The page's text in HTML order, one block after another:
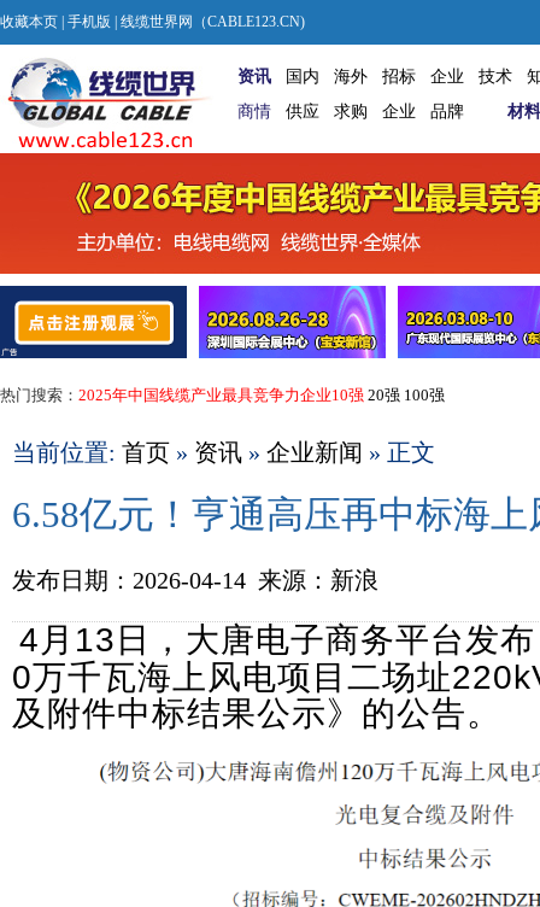
收藏本页 手机版 | 线缆世界网（CABLE123.CN)
资讯 国内 海外 招标 企业 技术
商情
供应 求购 企业 品牌 材料
热门搜索： 2025年中国线缆产业最具竞争力企业10强 20强 100强
当前位置: 首页 » 资讯 » 企业新闻 » 正文
6.58亿元！亨通高压再中标海
发布日期：2026-04-14 来源：新浪
4月13日，大唐电子商务平台发
0万千瓦海上风电项目二场址
及附件中标结果公示》的公告。